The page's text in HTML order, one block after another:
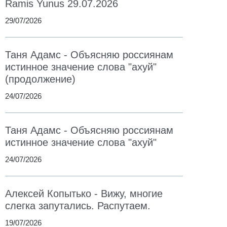
Ramis Yunus 29.07.2026
29/07/2026
Таня Адамс - Объясняю россиянам
истинное значение слова "ахуй"
(продолжение)
24/07/2026
Таня Адамс - Объясняю россиянам
истинное значение слова "ахуй"
24/07/2026
Алексей Копытько - Вижу, многие
слегка запутались. Распутаем.
19/07/2026